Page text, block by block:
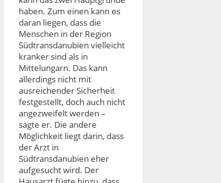
haben. Zum einen kann es
daran liegen, dass die
Menschen in der Region
Südtransdanubien vielleicht
kranker sind als in
Mittelungarn. Das kann
allerdings nicht mit
ausreichender Sicherheit
festgestellt, doch auch nicht
angezweifelt werden –
sagte er. Die andere
Möglichkeit liegt darin, dass
der Arzt in
Südtransdanubien eher
aufgesucht wird. Der